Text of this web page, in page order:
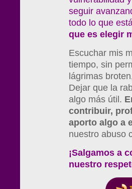
seguir
todo lo que
que es elegir
Escuchar mis
tiempo, sin
lágrimas
Dejar que la
algo más útil.
contribuir,
aporto algo a
nuestro abuso
¡Salgamos a
nuestro